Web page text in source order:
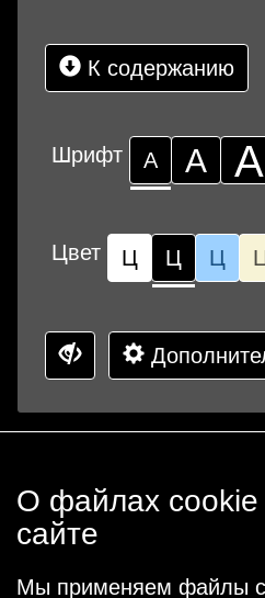
К содержанию
Шрифт А А А
Цвет Ц Ц Ц
О файлах cookie
сайте
Мы применяем файлы